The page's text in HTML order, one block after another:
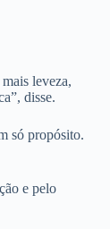
leveza,
disse.
só propósito.
e pelo